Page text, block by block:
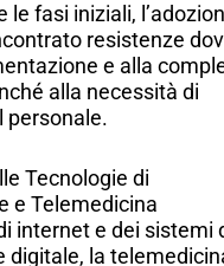
le fasi iniziali,
resistenze
e alla
alla necessità di
personale.
Tecnologie di
e Telemedicina
internet e dei sistemi
digitale, la